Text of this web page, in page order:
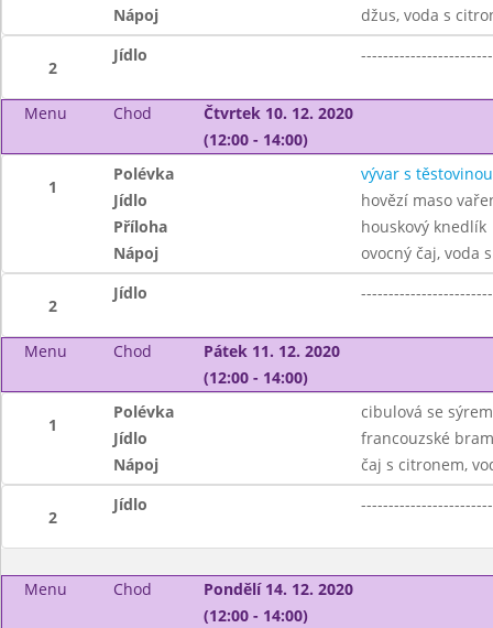
Nápoj
džus, voda s
2
Jídlo
Menu Chod
Čtvrtek 10. 12. 2020
(12:00 - 14:00)
1
Polévka
vývar s těstovinou
Jídlo
hovězí maso
Příloha
houskový knedlík
Nápoj
ovocný čaj, voda
2
Jídlo
Menu Chod
Pátek 11. 12. 2020
(12:00 - 14:00)
1
Polévka
cibulová se sýrem
Jídlo
francouzské
Nápoj
čaj s citronem,
2
Jídlo
Menu Chod
Pondělí 14. 12. 2020
(12:00 - 14:00)